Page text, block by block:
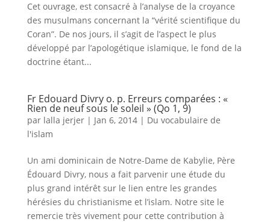
Cet ouvrage, est consacré à l’analyse de la croyance
des musulmans concernant la “vérité scientifique du
Coran”. De nos jours, il s’agit de l’aspect le plus
développé par l’apologétique islamique, le fond de la
doctrine étant...
Fr Edouard Divry o. p. Erreurs comparées : «
Rien de neuf sous le soleil » (Qo 1, 9)
par lalla jerjer| Jan 6, 2014| Du vocabulaire de
l'islam
Un ami dominicain de Notre-Dame de Kabylie, Père
Édouard Divry, nous a fait parvenir une étude du
plus grand intérêt sur le lien entre les grandes
hérésies du christianisme et l’islam. Notre site le
remercie très vivement pour cette contribution à